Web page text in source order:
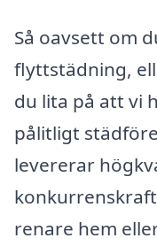
Så oavsett om
flyttstädning,
du lita på att vi
pålitligt
levererar
renare hem